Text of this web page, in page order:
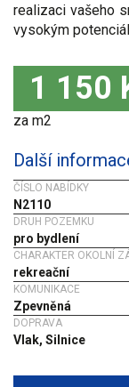
realizaci vašeho
vysokým
1 150
za m2
Další
ČÍSLO NABÍDKY
N2110
DRUH POZEMKU
pro bydlení
CHARAKTER OKOLNÍ
rekreační
KOMUNIKACE
Zpevněná
DOPRAVA
Vlak, Silnice